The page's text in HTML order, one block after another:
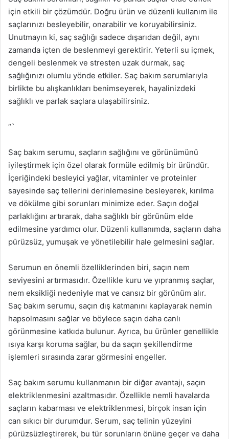
için etkili bir çözümdür. Doğru ürün ve düzenli kullanım ile
saçlarınızı besleyebilir, onarabilir ve koruyabilirsiniz.
Unutmayın ki, saç sağlığı sadece dışarıdan değil, aynı
zamanda içten de beslenmeyi gerektirir. Yeterli su içmek,
dengeli beslenmek ve stresten uzak durmak, saç
sağlığınızı olumlu yönde etkiler. Saç bakım serumlarıyla
birlikte bu alışkanlıkları benimseyerek, hayalinizdeki
sağlıklı ve parlak saçlara ulaşabilirsiniz.
“`
Saç bakım serumu, saçların sağlığını ve görünümünü
iyileştirmek için özel olarak formüle edilmiş bir üründür.
İçeriğindeki besleyici yağlar, vitaminler ve proteinler
sayesinde saç tellerini derinlemesine besleyerek, kırılma
ve dökülme gibi sorunları minimize eder. Saçın doğal
parlaklığını artırarak, daha sağlıklı bir görünüm elde
edilmesine yardımcı olur. Düzenli kullanımda, saçların daha
pürüzsüz, yumuşak ve yönetilebilir hale gelmesini sağlar.
Serumun en önemli özelliklerinden biri, saçın nem
seviyesini artırmasıdır. Özellikle kuru ve yıpranmış saçlar,
nem eksikliği nedeniyle mat ve cansız bir görünüm alır.
Saç bakım serumu, saçın dış katmanını kaplayarak nemin
hapsolmasını sağlar ve böylece saçın daha canlı
görünmesine katkıda bulunur. Ayrıca, bu ürünler genellikle
ısıya karşı koruma sağlar, bu da saçın şekillendirme
işlemleri sırasında zarar görmesini engeller.
Saç bakım serumu kullanmanın bir diğer avantajı, saçın
elektriklenmesini azaltmasıdır. Özellikle nemli havalarda
saçların kabarması ve elektriklenmesi, birçok insan için
can sıkıcı bir durumdur. Serum, saç telinin yüzeyini
pürüzsüzleştirerek, bu tür sorunların önüne geçer ve daha